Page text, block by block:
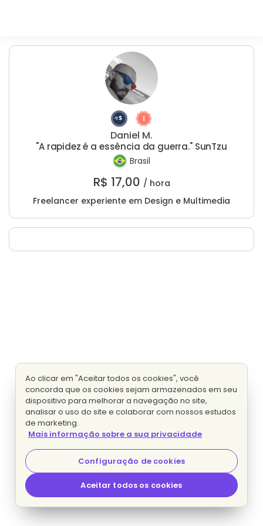
Daniel M.
"A rapidez é a essência da guerra." SunTzu
Brasil
R$ 17,00 / hora
Freelancer experiente em Design e Multimedia
Ao clicar em "Aceitar todos os cookies", você
concorda que os cookies sejam armazenados em seu
dispositivo para melhorar a navegação no site,
analisar o uso do site e colaborar com nossos estudos
de marketing.
Mais informação sobre a sua privacidade
Configuração de cookies
Aceitar todos os cookies